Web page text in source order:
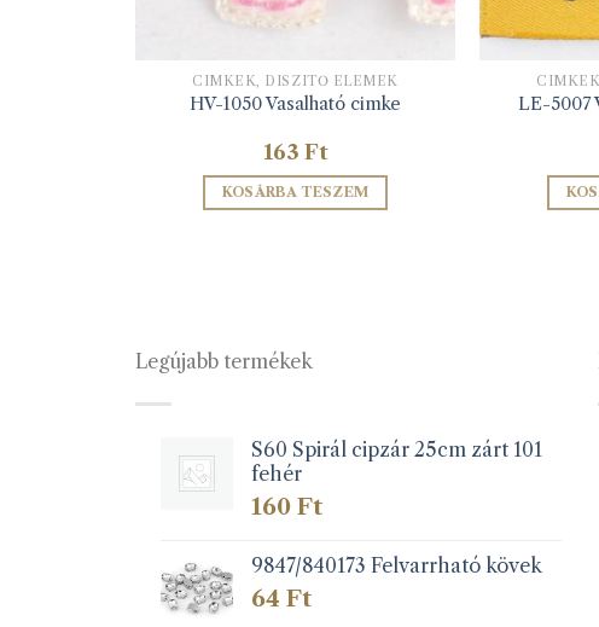
CIMKÉK, DÍSZÍTŐ ELEMEK
HV-1050 Vasalható cimke
163 Ft
KOSÁRBA TESZEM
LE-5007
Legújabb termékek
S60 Spirál cipzár 25cm zárt 101
fehér
160 Ft
9847/840173 Felvarrható kövek
64 Ft